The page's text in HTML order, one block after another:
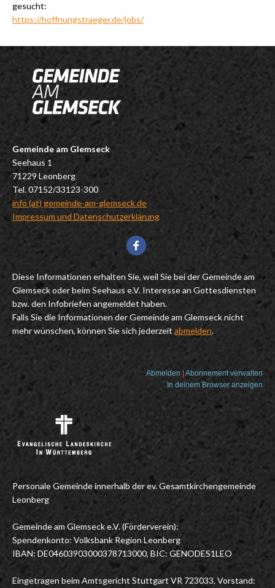
gesucht:
https://hoffnungstraeger.de/jobs/
Gemeinde am Glemseck
Seehaus 1
71229 Leonberg
Tel. 07152/33123-300
info (at) gemeinde-am-glemseck.de
Impressum und Datenschutzerklärung
Diese Informationen erhalten Sie, weil Sie bei der Gemeinde am
Glemseck oder beim Seehaus e.V. Interesse an Gottesdiensten
bzw. den Infobriefen angemeldet haben.
Falls Sie die Informationen der Gemeinde am Glemseck nicht
mehr wünschen, können Sie sich jederzeit abmelden.
Abmelden
Abonnement verwalten
In deinem Browser anzeigen
Personale Gemeinde innerhalb der ev. Gesamtkirchengemeinde
Leonberg
Gemeinde am Glemseck e.V. (Förderverein):
Spendenkonto: Volksbank Region Leonberg
IBAN: DE04603903000378713000, BIC: GENODES1LEO
Eingetragen beim Amtsgericht Stuttgart VR 723033, Vorstand: